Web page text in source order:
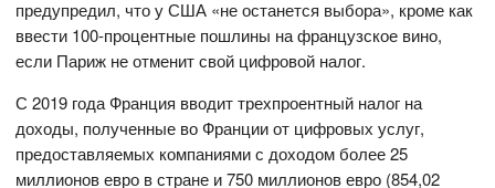
предупредил, что у США «не останется выбора», кроме как
ввести 100-процентные пошлины на французское вино,
если Париж не отменит свой цифровой налог.
С 2019 года Франция вводит трехпроентный налог на
доходы, полученные во Франции от цифровых услуг,
предоставляемых компаниями с доходом более 25
миллионов евро в стране и 750 миллионов евро (854,02